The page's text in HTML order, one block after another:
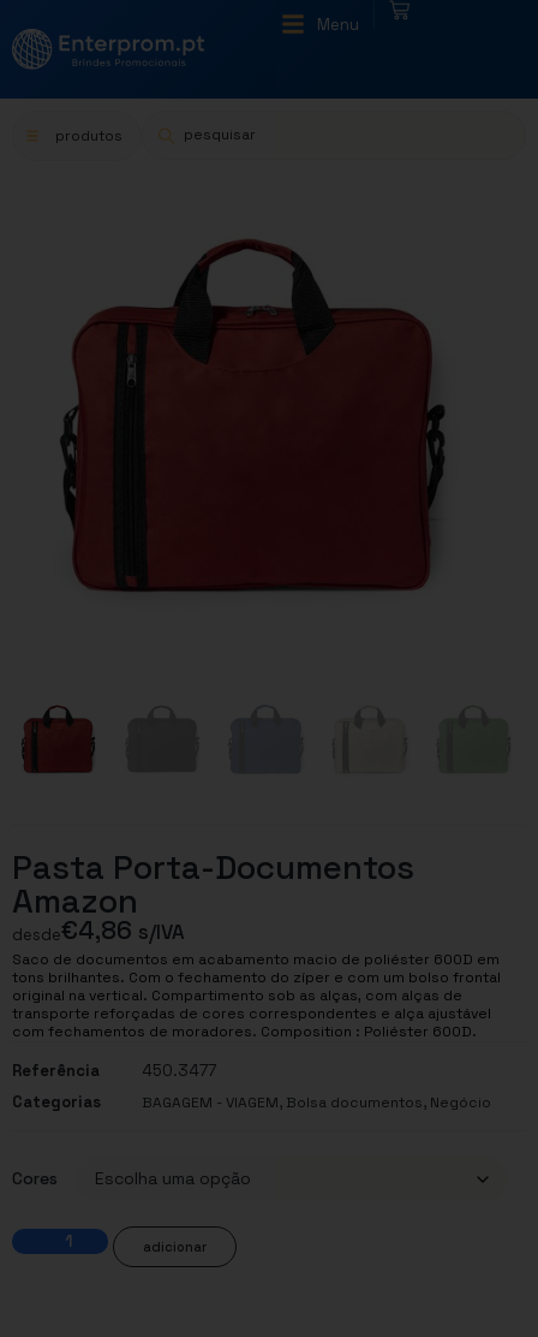
Menu
produtos
Pasta Porta-Documentos
Amazon
desde€4,86 s/IVA
Saco de documentos em acabamento macio de poliéster 600D em
tons brilhantes. Com o fechamento do zíper e com um bolso frontal
original na vertical. Compartimento sob as alças, com alças de
transporte reforçadas de cores correspondentes e alça ajustável
com fechamentos de moradores. Composition : Poliéster 600D.
Referência
450.3477
Categorias
BAGAGEM - VIAGEM, Bolsa documentos, Negócio
Cores
adicionar